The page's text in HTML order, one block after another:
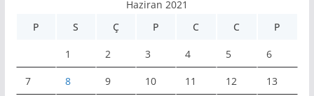
Haziran 2021
P
S Ç P C C P
1 2 3 4 5 6
7 8 9 10 11 12 13